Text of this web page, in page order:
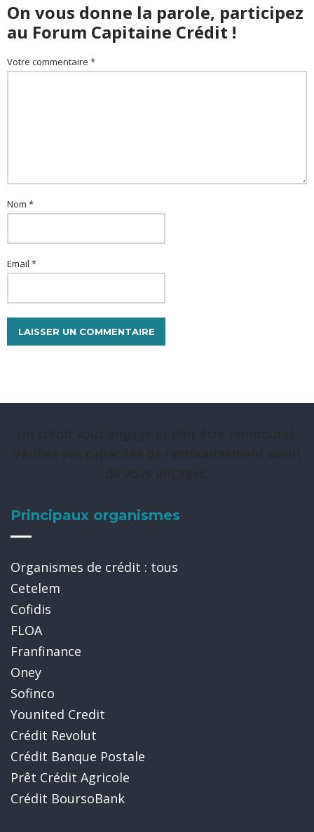
On vous donne la parole, participez
au Forum Capitaine Crédit !
Votre commentaire *
Nom *
Email *
Principaux organismes
Organismes de crédit : tous
Cetelem
Cofidis
FLOA
Franfinance
Oney
Sofinco
Younited Credit
Crédit Revolut
Crédit Banque Postale
Prêt Crédit Agricole
Crédit BoursoBank